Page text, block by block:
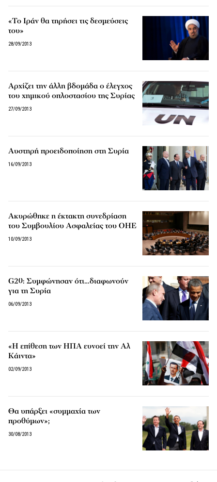
«Το Ιράν θα τηρήσει τις δεσμεύσεις
του»
28/09/2013
Αρχίζει την άλλη βδομάδα ο έλεγχος
του χημικού οπλοστασίου της Συρίας
27/09/2013
Αυστηρή προειδοποίηση στη Συρία
16/09/2013
Ακυρώθηκε η έκτακτη συνεδρίαση
του Συμβουλίου Ασφαλείας του ΟΗΕ
10/09/2013
G20: Συμφώνησαν ότι…διαφωνούν
για τη Συρία
06/09/2013
«Η επίθεση των ΗΠΑ ευνοεί την Αλ
Κάιντα»
02/09/2013
Θα υπάρξει «συμμαχία των
προθύμων»;
30/08/2013